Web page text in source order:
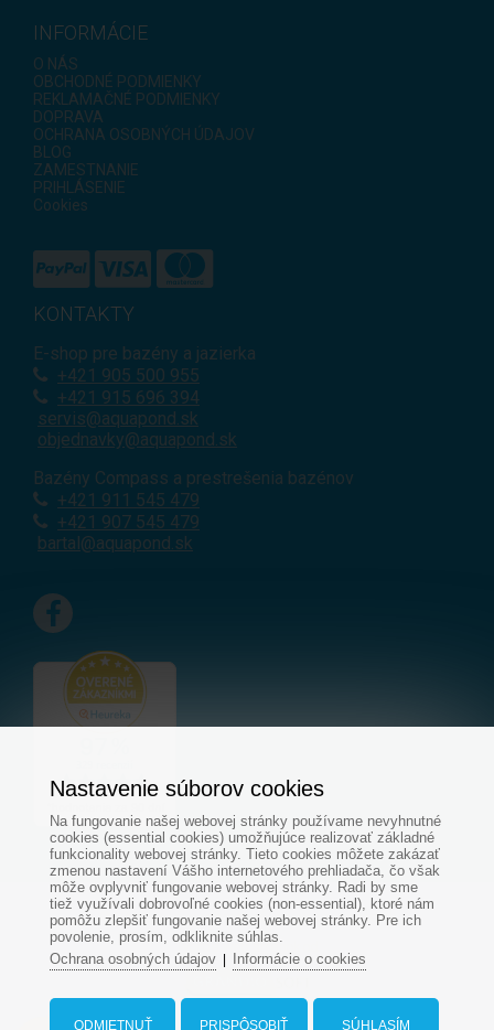
INFORMÁCIE
O NÁS
OBCHODNÉ PODMIENKY
REKLAMAČNÉ PODMIENKY
DOPRAVA
OCHRANA OSOBNÝCH ÚDAJOV
BLOG
ZAMESTNANIE
PRIHLÁSENIE
Cookies
KONTAKTY
E-shop pre bazény a jazierka
+421 905 500 955
+421 915 696 394
servis@aquapond.sk
objednavky@aquapond.sk
Bazény Compass a prestrešenia bazénov
+421 911 545 479
+421 907 545 479
bartal@aquapond.sk
© Všetky práva vyhradené - www.aquapond.sk
Tvorba web stránok
Nastavenie súborov cookies
Na fungovanie našej webovej stránky používame nevyhnutné
cookies (essential cookies) umožňujúce realizovať základné
funkcionality webovej stránky. Tieto cookies môžete zakázať
zmenou nastavení Vášho internetového prehliadača, čo však
môže ovplyvniť fungovanie webovej stránky. Radi by sme
tiež využívali dobrovoľné cookies (non-essential), ktoré nám
pomôžu zlepšiť fungovanie našej webovej stránky. Pre ich
povolenie, prosím, odkliknite súhlas.
Ochrana osobných údajov| Informácie o cookies
SÚHLASÍM
PRISPÔSOBIŤ
ODMIETNUŤ